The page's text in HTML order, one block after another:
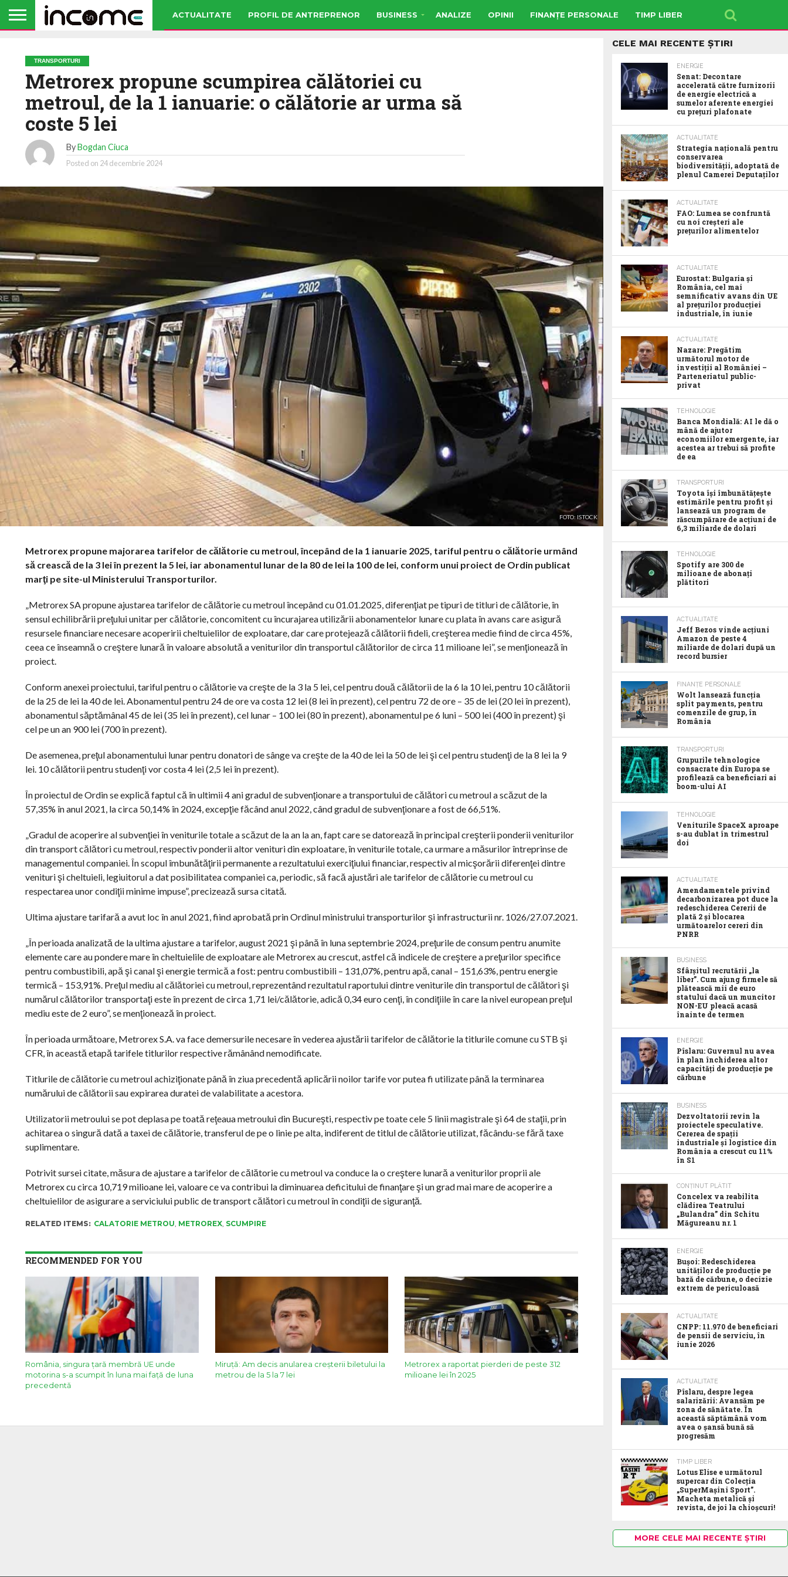
ACTUALITATE PROFIL DE ANTREPRENOR BUSINESS ANALIZE OPINII FINANȚE PERSONALE TIMP LIBER
TRANSPORTURI
Metrorex propune scumpirea călătoriei cu
metroul, de la 1 ianuarie: o călătorie ar urma să
coste 5 lei
ByBogdan Ciuca
Posted on 24 decembrie 2024
FOTO: ISTOCK
Metrorex propune majorarea tarifelor de călătorie cu metroul, începând de la 1 ianuarie 2025, tariful pentru o călătorie urmând
să crească de la 3 lei în prezent la 5 lei, iar abonamentul lunar de la 80 de lei la 100 de lei, conform unui proiect de Ordin publicat
marţi pe site-ul Ministerului Transporturilor.
„Metrorex SA propune ajustarea tarifelor de călătorie cu metroul începând cu 01.01.2025, diferenţiat pe tipuri de titluri de călătorie, în
sensul echilibrării preţului unitar per călătorie, concomitent cu încurajarea utilizării abonamentelor lunare cu plata în avans care asigură
resursele financiare necesare acoperirii cheltuielilor de exploatare, dar care protejează călătorii fideli, creşterea medie fiind de circa 45%,
ceea ce înseamnă o creştere lunară în valoare absolută a veniturilor din transportul călătorilor de circa 11 milioane lei”, se menţionează în
proiect.
Conform anexei proiectului, tariful pentru o călătorie va creşte de la 3 la 5 lei, cel pentru două călătorii de la 6 la 10 lei, pentru 10 călătorii
de la 25 de lei la 40 de lei. Abonamentul pentru 24 de ore va costa 12 lei (8 lei în prezent), cel pentru 72 de ore – 35 de lei (20 lei în prezent),
abonamentul săptămânal 45 de lei (35 lei în prezent), cel lunar – 100 lei (80 în prezent), abonamentul pe 6 luni – 500 lei (400 în prezent) şi
cel pe un an 900 lei (700 în prezent).
De asemenea, preţul abonamentului lunar pentru donatori de sânge va creşte de la 40 de lei la 50 de lei şi cel pentru studenţi de la 8 lei la 9
lei. 10 călătorii pentru studenţi vor costa 4 lei (2,5 lei în prezent).
În proiectul de Ordin se explică faptul că în ultimii 4 ani gradul de subvenţionare a transportului de călători cu metroul a scăzut de la
57,35% în anul 2021, la circa 50,14% în 2024, excepţie făcând anul 2022, când gradul de subvenţionare a fost de 66,51%.
„Gradul de acoperire al subvenţiei în veniturile totale a scăzut de la an la an, fapt care se datorează în principal creşterii ponderii veniturilor
din transport călători cu metroul, respectiv ponderii altor venituri din exploatare, în veniturile totale, ca urmare a măsurilor întreprinse de
managementul companiei. În scopul îmbunătăţirii permanente a rezultatului exerciţiului financiar, respectiv al micşorării diferenţei dintre
venituri şi cheltuieli, legiuitorul a dat posibilitatea companiei ca, periodic, să facă ajustări ale tarifelor de călătorie cu metroul cu
respectarea unor condiţii minime impuse”, precizează sursa citată.
Ultima ajustare tarifară a avut loc în anul 2021, fiind aprobată prin Ordinul ministrului transporturilor şi infrastructurii nr. 1026/27.07.2021.
„În perioada analizată de la ultima ajustare a tarifelor, august 2021 şi până în luna septembrie 2024, preţurile de consum pentru anumite
elemente care au pondere mare în cheltuielile de exploatare ale Metrorex au crescut, astfel că indicele de creştere a preţurilor specifice
pentru combustibili, apă şi canal şi energie termică a fost: pentru combustibili – 131,07%, pentru apă, canal – 151,63%, pentru energie
termică – 153,91%. Preţul mediu al călătoriei cu metroul, reprezentând rezultatul raportului dintre veniturile din transportul de călători şi
numărul călătorilor transportaţi este în prezent de circa 1,71 lei/călătorie, adică 0,34 euro cenţi, în condiţiile în care la nivel european preţul
mediu este de 2 euro”, se menţionează în proiect.
În perioada următoare, Metrorex S.A. va face demersurile necesare în vederea ajustării tarifelor de călătorie la titlurile comune cu STB şi
CFR, în această etapă tarifele titlurilor respective rămânând nemodificate.
Titlurile de călătorie cu metroul achiziţionate până în ziua precedentă aplicării noilor tarife vor putea fi utilizate până la terminarea
numărului de călătorii sau expirarea duratei de valabilitate a acestora.
Utilizatorii metroului se pot deplasa pe toată reţeaua metroului din Bucureşti, respectiv pe toate cele 5 linii magistrale şi 64 de staţii, prin
achitarea o singură dată a taxei de călătorie, transferul de pe o linie pe alta, indiferent de titlul de călătorie utilizat, făcându-se fără taxe
suplimentare.
Potrivit sursei citate, măsura de ajustare a tarifelor de călătorie cu metroul va conduce la o creştere lunară a veniturilor proprii ale
Metrorex cu circa 10,719 milioane lei, valoare ce va contribui la diminuarea deficitului de finanţare şi un grad mai mare de acoperire a
cheltuielilor de asigurare a serviciului public de transport călători cu metroul în condiţii de siguranţă.
RELATED ITEMS: CALATORIE METROU METROREX, SCUMPIRE
RECOMMENDED FOR YOU
România, singura țară membră UE unde
motorina s-a scumpit în luna mai față de luna
precedentă
Miruță: Am decis anularea creșterii biletului la
metrou de la 5 la 7 lei
Metrorex a raportat pierderi de peste 312
milioane lei în 2025
CELE MAI RECENTE ȘTIRI
ENERGIE
Senat: Decontare
accelerată către furnizorii
de energie electrică a
sumelor aferente energiei
cu prețuri plafonate
ACTUALITATE
Strategia națională pentru
conservarea
biodiversității, adoptată de
plenul Camerei Deputaților
ACTUALITATE
FAO: Lumea se confruntă
cu noi creșteri ale
prețurilor alimentelor
ACTUALITATE
Eurostat: Bulgaria și
România, cel mai
semnificativ avans din UE
al prețurilor producției
industriale, în iunie
ACTUALITATE
Nazare: Pregătim
următorul motor de
investiții al României –
Parteneriatul public-
privat
TEHNOLOGIE
Banca Mondială: AI le dă o
mână de ajutor
economiilor emergente, iar
acestea ar trebui să profite
de ea
TRANSPORTURI
Toyota îşi îmbunătăţeşte
estimările pentru profit şi
lansează un program de
răscumpărare de acţiuni de
6,3 miliarde de dolari
TEHNOLOGIE
Spotify are 300 de
milioane de abonaţi
plătitori
ACTUALITATE
Jeff Bezos vinde acţiuni
Amazon de peste 4
miliarde de dolari după un
record bursier
FINANȚE PERSONALE
Wolt lansează funcția
split payments, pentru
comenzile de grup, în
România
TRANSPORTURI
Grupurile tehnologice
consacrate din Europa se
profilează ca beneficiari ai
boom-ului AI
TEHNOLOGIE
Veniturile SpaceX aproape
s-au dublat în trimestrul
doi
ACTUALITATE
Amendamentele privind
decarbonizarea pot duce la
redeschiderea Cererii de
plată 2 și blocarea
următoarelor cereri din
PNRR
BUSINESS
Sfârșitul recrutării „la
liber”. Cum ajung firmele să
plătească mii de euro
statului dacă un muncitor
NON-EU pleacă acasă
înainte de termen
ENERGIE
Pîslaru: Guvernul nu avea
în plan închiderea altor
capacități de producție pe
cărbune
BUSINESS
Dezvoltatorii revin la
proiectele speculative.
Cererea de spații
industriale și logistice din
România a crescut cu 11%
în S1
CONȚINUT PLĂTIT
Concelex va reabilita
clădirea Teatrului
„Bulandra” din Schitu
Măgureanu nr. 1
ENERGIE
Bușoi: Redeschiderea
unităților de producție pe
bază de cărbune, o decizie
extrem de periculoasă
ACTUALITATE
CNPP: 11.970 de beneficiari
de pensii de serviciu, în
iunie 2026
ACTUALITATE
Pîslaru, despre legea
salarizării: Avansăm pe
zona de sănătate. În
această săptămână vom
avea o șansă bună să
progresăm
TIMP LIBER
Lotus Elise e următorul
supercar din Colecția
„SuperMașini Sport”.
Macheta metalică și
revista, de joi la chioșcuri!
MORE CELE MAI RECENTE ȘTIRI